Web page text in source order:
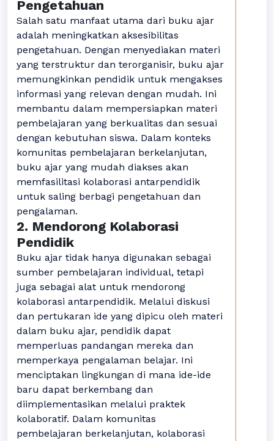
Pengetahuan
Salah satu manfaat utama dari buku ajar
adalah meningkatkan aksesibilitas
pengetahuan. Dengan menyediakan materi
yang terstruktur dan terorganisir, buku ajar
memungkinkan pendidik untuk mengakses
informasi yang relevan dengan mudah. Ini
membantu dalam mempersiapkan materi
pembelajaran yang berkualitas dan sesuai
dengan kebutuhan siswa. Dalam konteks
komunitas pembelajaran berkelanjutan,
buku ajar yang mudah diakses akan
memfasilitasi kolaborasi antarpendidik
untuk saling berbagi pengetahuan dan
pengalaman.
2. Mendorong Kolaborasi
Pendidik
Buku ajar tidak hanya digunakan sebagai
sumber pembelajaran individual, tetapi
juga sebagai alat untuk mendorong
kolaborasi antarpendidik. Melalui diskusi
dan pertukaran ide yang dipicu oleh materi
dalam buku ajar, pendidik dapat
memperluas pandangan mereka dan
memperkaya pengalaman belajar. Ini
menciptakan lingkungan di mana ide-ide
baru dapat berkembang dan
diimplementasikan melalui praktek
kolaboratif. Dalam komunitas
pembelajaran berkelanjutan, kolaborasi